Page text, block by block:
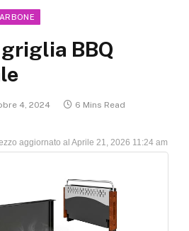
BBQ
4, 2024 6 Mins Read
Aprile 21, 2026 11:24 am